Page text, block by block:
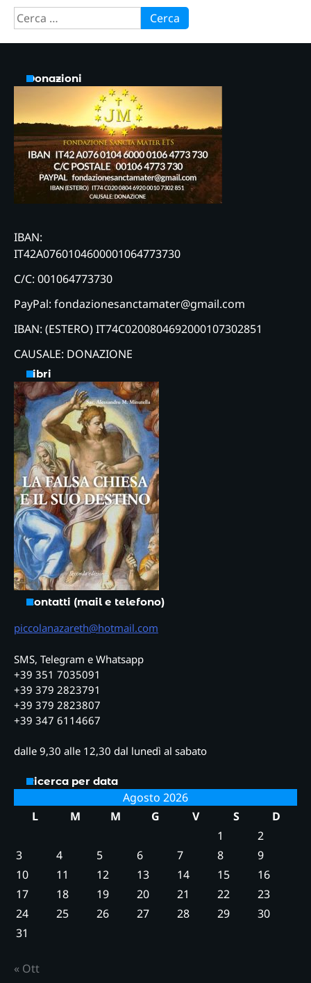
Ricerca
per:
Donazioni
IBAN:
IT42A0760104600001064773730
C/C: 001064773730
PayPal: fondazionesanctamater@gmail.com
IBAN: (ESTERO) IT74C0200804692000107302851
CAUSALE: DONAZIONE
Libri
Contatti (mail e telefono)
piccolanazareth@hotmail.com
SMS, Telegram e Whatsapp
+39 351 7035091
+39 379 2823791
+39 379 2823807
+39 347 6114667
dalle 9,30 alle 12,30 dal lunedì al sabato
Ricerca per data
Agosto 2026
L
M M G V S
D
1
2
3
4 5 6 7 8
9
10
11 12 13 14 15
16
17
18 19 20 21 22
23
24
25 26 27 28 29
30
31
« Ott